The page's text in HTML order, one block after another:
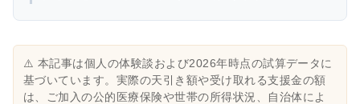
⚠️ 本記事は個人の体験談および2026年時点の試算データに
基づいています。実際の天引き額や受け取れる支援金の額
は、ご加入の公的医療保険や世帯の所得状況、自治体によ